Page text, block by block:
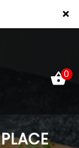
×
0